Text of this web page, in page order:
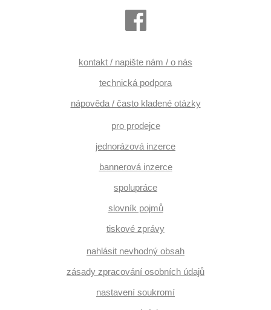
kontakt / napište nám / o nás
technická podpora
nápověda / často kladené otázky
pro prodejce
jednorázová inzerce
bannerová inzerce
spolupráce
slovník pojmů
tiskové zprávy
nahlásit nevhodný obsah
zásady zpracování osobních údajů
nastavení soukromí